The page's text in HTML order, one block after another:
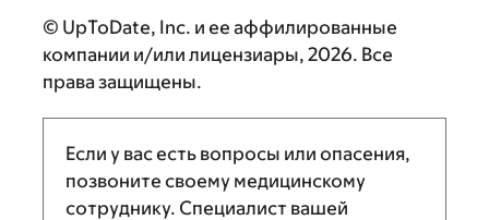
© UpToDate, Inc. и ее аффилированные
компании и/или лицензиары, 2026. Все
права защищены.
Если у вас есть вопросы или опасения,
позвоните своему медицинскому
сотруднику. Специалист вашей